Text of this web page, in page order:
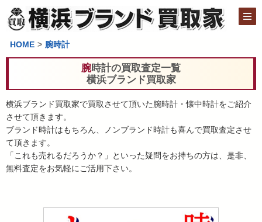
HOME 腕時計
腕時計の買取査定一覧
横浜ブランド買取家
横浜ブランド買取家で買取させて頂いた腕時計・懐中時計をご紹介
させて頂きます。
ブランド時計はもちろん、ノンブランド時計も喜んで買取査定させ
て頂きます。
「これも売れるだろうか？」といった疑問をお持ちの方は、是非、
無料査定をお気軽にご活用下さい。